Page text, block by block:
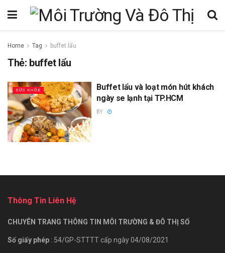
Home Tag buffet lẩu
Thẻ: buffet lẩu
SỨC KHỎE
Buffet lẩu và loạt món hút khách
ngày se lạnh tại TP.HCM
BY
Thông Tin Liên Hệ
CHUYÊN TRANG THÔNG TIN MÔI TRƯỜNG & ĐÔ THỊ SỐ
Số giấy phép : 54/GP-STTTT cấp ngày 04/08/2021